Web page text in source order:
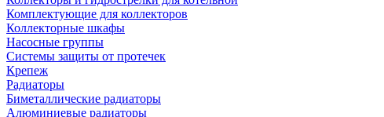
Комплектующие для коллекторов
Коллекторные шкафы
Насосные группы
Системы защиты от протечек
Крепеж
Радиаторы
Биметаллические радиаторы
Алюминиевые радиаторы